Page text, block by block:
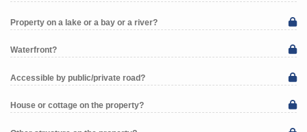
Property on a lake or a bay or a river?
Waterfront?
Accessible by public/private road?
House or cottage on the property?